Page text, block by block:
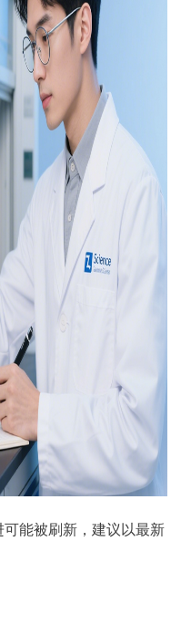
能被刷新，建议以最新